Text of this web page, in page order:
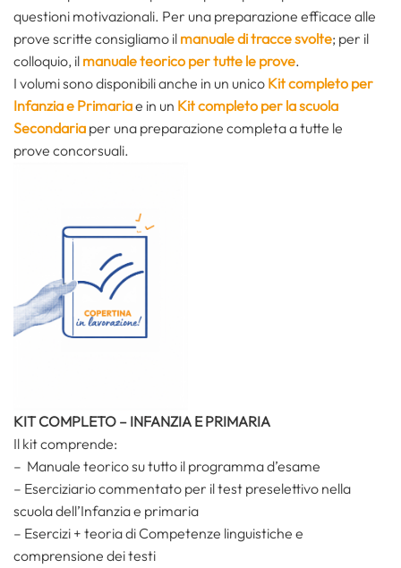
questioni motivazionali. Per una preparazione efficace alle
prove scritte consigliamo il manuale di tracce svolte; per il
colloquio, il manuale teorico per tutte le prove.
I volumi sono disponibili anche in un unico Kit completo per
Infanzia e Primariae in un Kit completo per la scuola
Secondaria per una preparazione completa a tutte le
prove concorsuali.
KIT COMPLETO – INFANZIA E PRIMARIA
Il kit comprende:
– Manuale teorico su tutto il programma d’esame
– Eserciziario commentato per il test preselettivo nella
scuola dell’Infanzia e primaria
– Esercizi + teoria di Competenze linguistiche e
comprensione dei testi